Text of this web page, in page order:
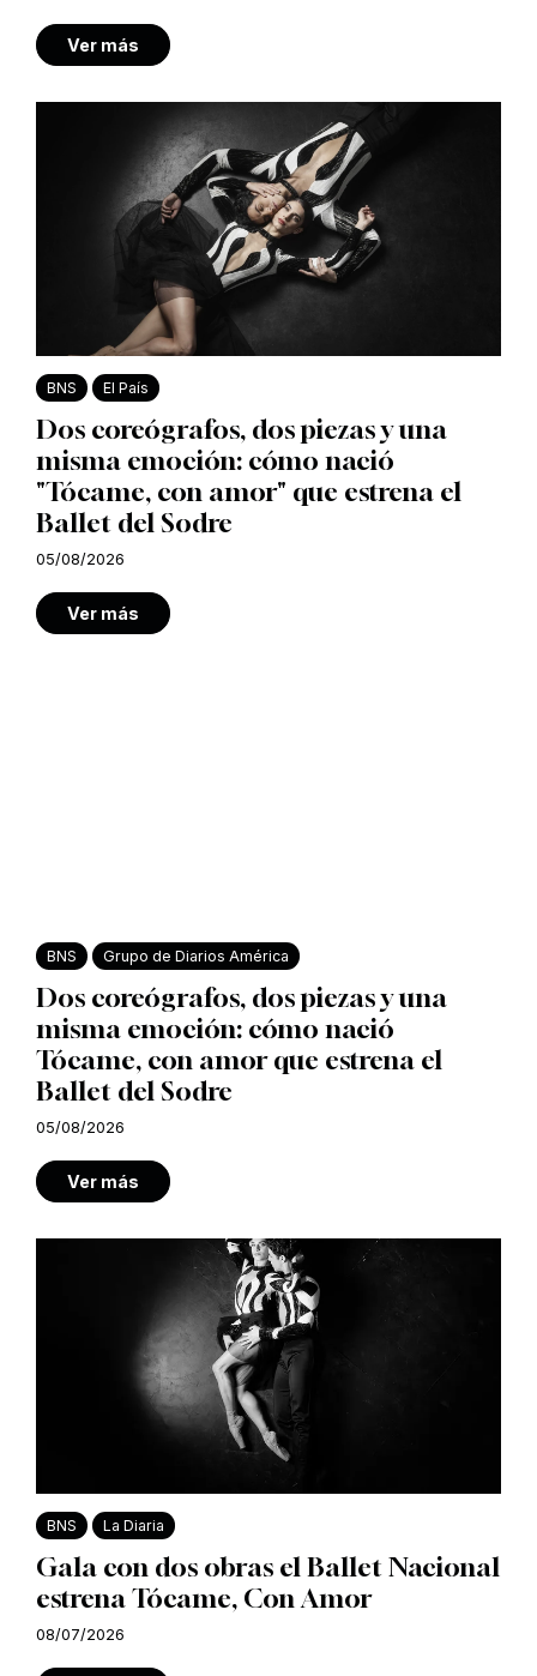
Ver más
BNS El País
Dos coreógrafos, dos piezas y una
misma emoción: cómo nació
"Tócame, con amor" que estrena el
Ballet del Sodre
05/08/2026
Ver más
BNS Grupo de Diarios América
Dos coreógrafos, dos piezas y una
misma emoción: cómo nació
Tócame, con amor que estrena el
Ballet del Sodre
05/08/2026
Ver más
BNS La Diaria
Gala con dos obras el Ballet Nacional
estrena Tócame, Con Amor
08/07/2026